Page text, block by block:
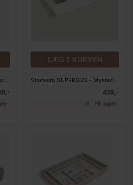
Stackers SUPERSIZE - Mystacker - 11 rum, BLUSH
LÆG I KURVEN
Stackers SUPERSIZE - Mystacker - 11 rum, HVID
439,-
På lager